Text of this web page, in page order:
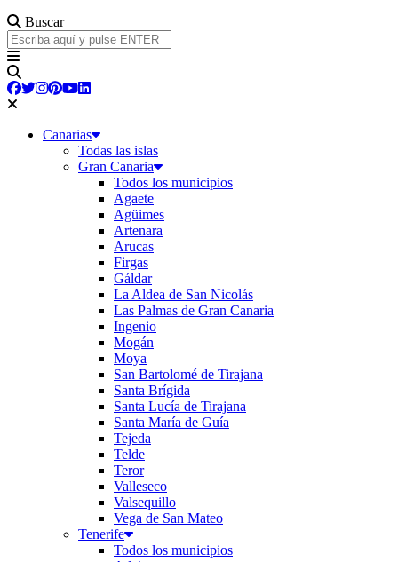
Buscar
Canarias
Todas las islas
Gran Canaria
Todos los municipios
Agaete
Agüimes
Artenara
Arucas
Firgas
Gáldar
La Aldea de San Nicolás
Las Palmas de Gran Canaria
Ingenio
Mogán
Moya
San Bartolomé de Tirajana
Santa Brígida
Santa Lucía de Tirajana
Santa María de Guía
Tejeda
Telde
Teror
Valleseco
Valsequillo
Vega de San Mateo
Tenerife
Todos los municipios